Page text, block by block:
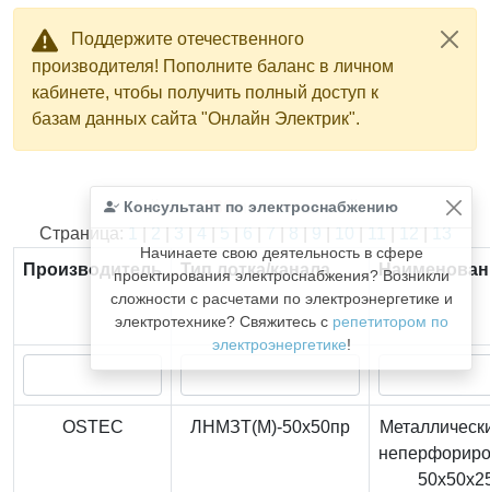
Поддержите отечественного
производителя! Пополните баланс в личном
кабинете, чтобы получить полный доступ к
базам данных сайта "Онлайн Электрик".
Консультант по электроснабжению
Начинаете свою деятельность в сфере
проектирования электроснабжения? Возникли
сложности с расчетами по электроэнергетике и
электротехнике? Свяжитесь с репетитором по
электроэнергетике!
Найдено366из366записей.
Страница: 1 | 2 | 3 | 4 | 5 | 6 | 7 | 8 | 9 | 10 | 11 | 12 | 13
Производитель
Тип лотка/канала
OSTEC ЛНМЗТ(М)-50x50пр